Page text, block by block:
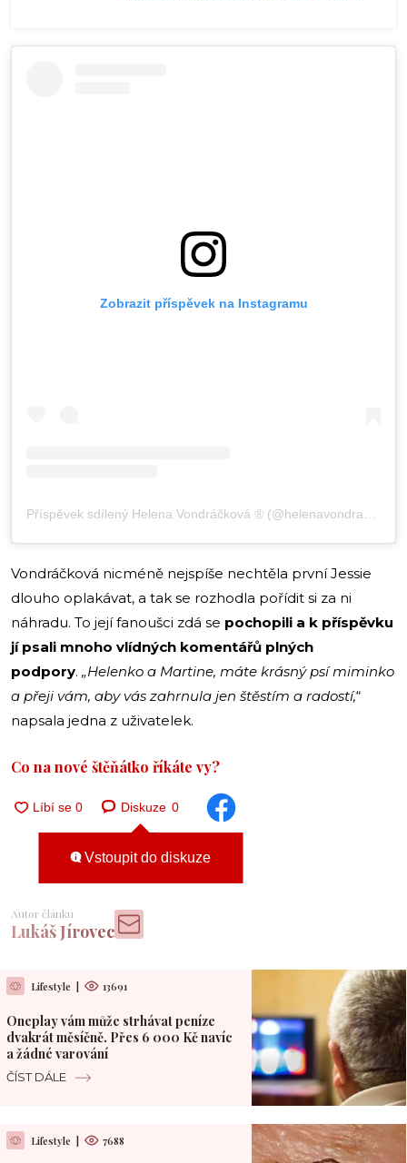
Zobrazit příspěvek na Instagramu
Vondráčková nicméně nejspíše nechtěla první Jessie
dlouho oplakávat, a tak se rozhodla pořídit si za ni
náhradu. To její fanoušci zdá se pochopili a k příspěvku
jí psali mnoho vlídných komentářů plných
podpory. „Helenko a Martine, máte krásný psí miminko
a přeji vám, aby vás zahrnula jen štěstím a radostí,“
napsala jedna z uživatelek.
Co na nové štěňátko říkáte vy?
Diskuze 0
Vstoupit do diskuze
Autor článku
Lukáš Jírovec
Lifestyle | 13691
Oneplay vám může strhávat peníze
dvakrát měsíčně. Přes 6 000 Kč navíc
a žádné varování
ČÍST DÁLE
Lifestyle | 7688